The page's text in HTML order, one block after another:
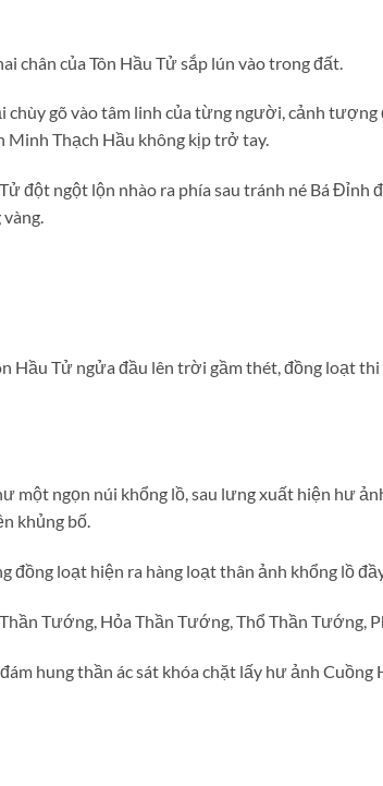
chân của Tôn Hầu Tử sắp lún vào trong đất.
gõ vào tâm linh của từng người, cảnh tượng
Minh Thạch Hầu không kịp trở tay.
đột ngột lộn nhào ra phía sau tránh né Bá Đỉnh
Hầu Tử ngửa đầu lên trời gầm thét, đồng loạt
một ngọn núi khổng lồ, sau lưng xuất hiện hư
khủng bố.
đồng loạt hiện ra hàng loạt thân ảnh khổng lồ
Tướng, Hỏa Thần Tướng, Thổ Thần Tướng,
hung thần ác sát khóa chặt lấy hư ảnh Cuồng